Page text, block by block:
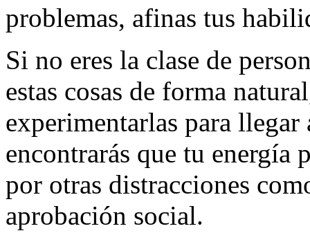
problemas, afinas tus
Si no eres la clase de
estas cosas de forma
experimentarlas para llegar
encontrarás que tu energía
por otras distracciones
aprobación social.